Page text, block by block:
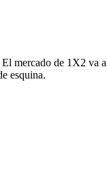
mercado de 1X2
esquina.